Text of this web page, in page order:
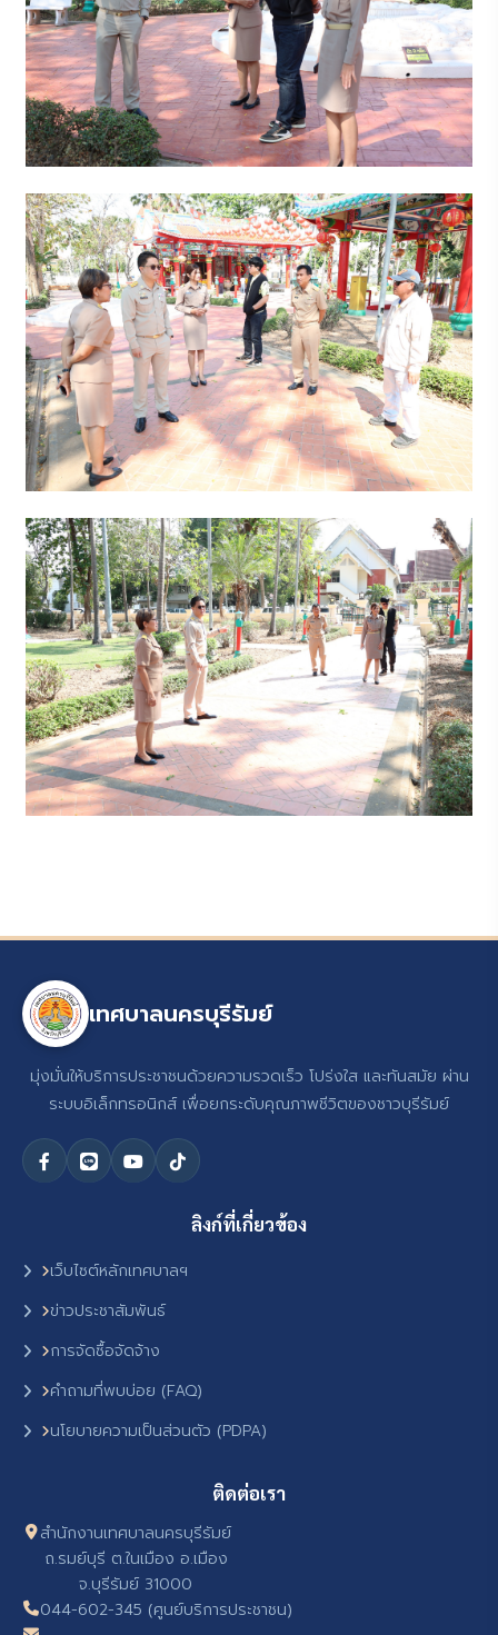
เทศบาลนครบุรีรัมย์
มุ่งมั่นให้บริการประชาชนด้วยความรวดเร็ว โปร่งใส และทันสมัย ผ่าน
ระบบอิเล็กทรอนิกส์ เพื่อยกระดับคุณภาพชีวิตของชาวบุรีรัมย์
ลิงก์ที่เกี่ยวข้อง
เว็บไซต์หลักเทศบาลฯ
ข่าวประชาสัมพันธ์
การจัดซื้อจัดจ้าง
คำถามที่พบบ่อย (FAQ)
นโยบายความเป็นส่วนตัว (PDPA)
ติดต่อเรา
สำนักงานเทศบาลนครบุรีรัมย์
ถ.รมย์บุรี ต.ในเมือง อ.เมือง
จ.บุรีรัมย์ 31000
044-602-345 (ศูนย์บริการประชาชน)